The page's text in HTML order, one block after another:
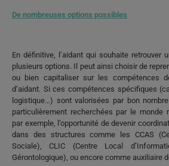
De nombreuses options possibles
En définitive, l’aidant qui souhaite retrouver
plusieurs options. Il peut ainsi choisir de
ou bien capitaliser sur les compétences
d’aidant. Si ces compétences spécifiques
logistique…) sont valorisées par bon
particulièrement recherchées par le monde
par exemple, l’opportunité de devenir
dans des structures comme les CCAS
Sociale), CLIC (Centre Local
Gérontologique), ou encore comme auxiliaire